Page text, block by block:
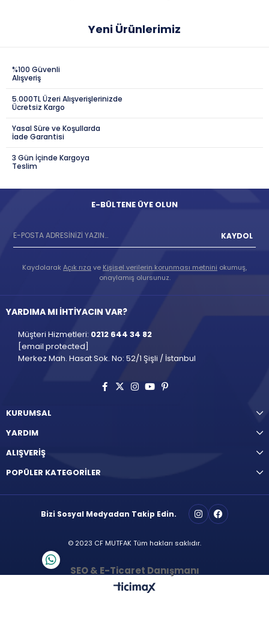
Yeni Ürünlerimiz
%100 Güvenli
Alışveriş
5.000TL Üzeri Alışverişlerinizde
Ücretsiz Kargo
Yasal Süre ve Koşullarda
İade Garantisi
3 Gün İçinde Kargoya
Teslim
E-BÜLTENE ÜYE OLUN
KAYDOL
KaydolarakAçık rıza ve Kişisel verilerin korunması metnini okumuş,
onaylamış olursunuz.
YARDIMA MI İHTİYACIN VAR?
Müşteri Hizmetleri: 0212 644 34 82
[email protected]
Merkez Mah. Hasat Sok. No: 52/1 Şişli / İstanbul
KURUMSAL
YARDIM
ALIŞVERİŞ
POPÜLER KATEGORİLER
Bizi Sosyal Medyadan Takip Edin.
© 2023 CF MUTFAK Tüm hakları saklıdır.
SEO & E-Ticaret Danışmanı